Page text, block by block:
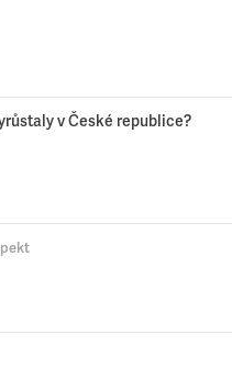
v České republice?